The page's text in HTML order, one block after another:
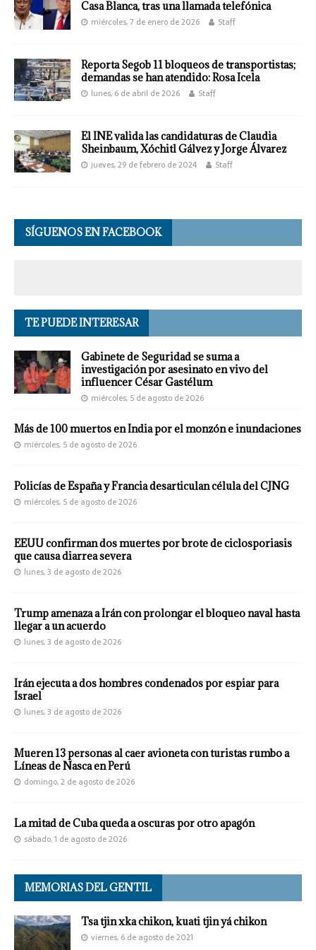
Casa Blanca, tras una llamada telefónica
miércoles, 7 de enero de 2026 Staff
Reporta Segob 11 bloqueos de transportistas;
demandas se han atendido: Rosa Icela
lunes, 6 de abril de 2026 Staff
El INE valida las candidaturas de Claudia
Sheinbaum, Xóchitl Gálvez y Jorge Álvarez
jueves, 29 de febrero de 2024 Staff
SÍGUENOS EN FACEBOOK
TE PUEDE INTERESAR
Gabinete de Seguridad se suma a
investigación por asesinato en vivo del
influencer César Gastélum
miércoles, 5 de agosto de 2026
Más de 100 muertos en India por el monzón e inundaciones
miércoles, 5 de agosto de 2026
Policías de España y Francia desarticulan célula del CJNG
miércoles, 5 de agosto de 2026
EEUU confirman dos muertes por brote de ciclosporiasis
que causa diarrea severa
lunes, 3 de agosto de 2026
Trump amenaza a Irán con prolongar el bloqueo naval hasta
llegar a un acuerdo
lunes, 3 de agosto de 2026
Irán ejecuta a dos hombres condenados por espiar para
Israel
lunes, 3 de agosto de 2026
Mueren 13 personas al caer avioneta con turistas rumbo a
Líneas de Nasca en Perú
domingo, 2 de agosto de 2026
La mitad de Cuba queda a oscuras por otro apagón
sábado, 1 de agosto de 2026
MEMORIAS DEL GENTIL
Tsa tjin xka chikon, kuati tjin yá chikon
viernes, 6 de agosto de 2021